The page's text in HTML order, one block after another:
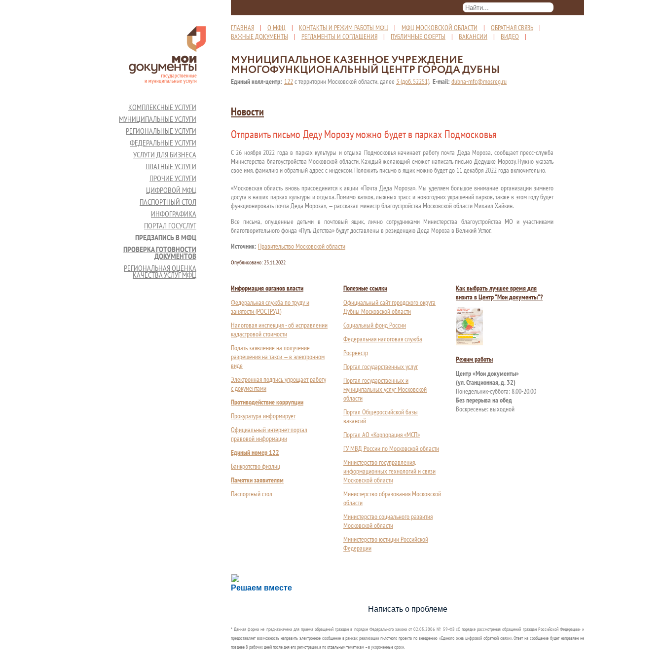
ГЛАВНАЯ | О МФЦ | КОНТАКТЫ И РЕЖИМ РАБОТЫ МФЦ | МФЦ МОСКОВСКОЙ ОБЛАСТИ | ОБРАТНАЯ СВЯЗЬ |
ВАЖНЫЕ ДОКУМЕНТЫ | РЕГЛАМЕНТЫ И СОГЛАШЕНИЯ | ПУБЛИЧНЫЕ ОФЕРТЫ | ВАКАНСИИ | ВИДЕО |
МУНИЦИПАЛЬНОЕ КАЗЕННОЕ УЧРЕЖДЕНИЕ
МНОГОФУНКЦИОНАЛЬНЫЙ ЦЕНТР ГОРОДА ДУБНЫ
Единый колл-центр: 122с территории Московской области, далее 3 (доб. 52251), E-mail: dubna-mfc@mosreg.ru
КОМПЛЕКСНЫЕ УСЛУГИ
МУНИЦИПАЛЬНЫЕ УСЛУГИ
РЕГИОНАЛЬНЫЕ УСЛУГИ
ФЕДЕРАЛЬНЫЕ УСЛУГИ
УСЛУГИ ДЛЯ БИЗНЕСА
ПЛАТНЫЕ УСЛУГИ
ПРОЧИЕ УСЛУГИ
ЦИФРОВОЙ МФЦ
ПАСПОРТНЫЙ СТОЛ
ИНФОГРАФИКА
ПОРТАЛ ГОСУСЛУГ
ПРЕДЗАПИСЬ В МФЦ
ПРОВЕРКА ГОТОВНОСТИ
ДОКУМЕНТОВ
РЕГИОНАЛЬНАЯ ОЦЕНКА
КАЧЕСТВА УСЛУГ МФЦ
Новости
Отправить письмо Деду Морозу можно будет в парках Подмосковья
С 26 ноября 2022 года в парках культуры и отдыха Подмосковья начинает работу почта Деда Мороза, сообщает пресс-служба
Министерства благоустройства Московской области. Каждый желающий сможет написать письмо Дедушке Морозу. Нужно указать
свое имя, фамилию и обратный адрес с индексом. Положить письмо в ящик можно будет до 11 декабря 2022 года включительно.
«Московская область вновь присоединится к акции «Почта Деда Мороза». Мы уделяем большое внимание организации зимнего
досуга в наших парках культуры и отдыха. Помимо катков, лыжных трасс и новогодних украшений парков, также в этом году будет
функционировать почта Деда Мороза», — рассказал министр благоустройства Московской области Михаил Хайкин.
Все письма, опущенные детьми в почтовый ящик, лично сотрудниками Министерства благоустройства МО и участниками
благотворительного фонда «Путь Детства» будут доставлены в резиденцию Деда Мороза в Великий Устюг.
Источник: Правительство Московской области
Опубликовано: 23.11.2022
Информация органов власти
Федеральная служба по труду и
занятости (РОСТРУД)
Налоговая инспекция - об исправлении
кадастровой стоимости
Подать заявление на получение
разрешения на такси — в электронном
виде
Электронная подпись упрощает работу
с документами
Противодействие коррупции
Прокуратура информирует
Официальный интернет-портал
правовой информации
Единый номер 122
Банкротство физлиц
Памятки заявителям
Паспортный стол
Полезные ссылки
Официальный сайт городского округа
Дубны Московской области
Социальный фонд России
Федеральная налоговая служба
Росреестр
Портал государственных услуг
Портал государственных и
муниципальных услуг Московской
области
Портал Общероссийской базы
вакансий
Портал АО «Корпорация «МСП»
ГУ МВД России по Московской области
Министерство госуправления,
информационных технологий и связи
Московской области
Министерство образования Московской
области
Министерство социального развития
Московской области
Министерство юстиции Российской
Федерации
Как выбрать лучшее время для
визита в Центр "Мои документы"?
Режим работы
Центр «Мои документы»
(ул. Станционная, д. 32)
Понедельник-суббота: 8.00-20.00
Без перерыва на обед
Воскресенье: выходной
Решаем вместе
Сложности с получением социальной выплаты или пособия?
Сообщите об этом
Написать о проблеме
* Данная форма не предназначена для приема обращений граждан в порядке Федерального закона от 02.05.2006 № 59-ФЗ «О порядке рассмотрения обращений граждан Российской Федерации» и
предоставляет возможность направить электронное сообщение в рамках реализации пилотного проекта по внедрению «Единого окна цифровой обратной связи». Ответ на сообщение будет направлен не
позднее 8 рабочих дней после дня его регистрации, а по отдельным тематикам – в укороченные сроки.